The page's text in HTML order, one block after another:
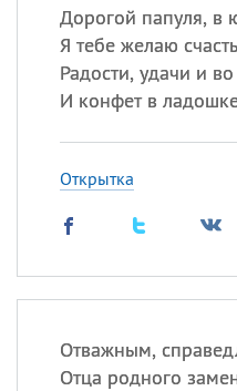
Дорогой папуля, в
Я тебе желаю
Радости, удачи и
И конфет в
Открытка
Отважным,
Отца родного